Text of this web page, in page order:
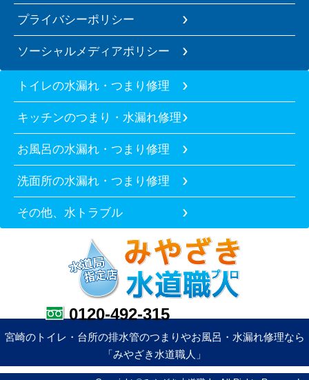
プライバシーポリシー
ソーシャルメディアポリシー
トイレの水漏れ・つまり修理
キッチンのつまり・水漏れ修理
お風呂の水漏れ・つまり修理
洗面所の水漏れ・つまり修理
その他、水トラブル
0120-492-315
宮崎のトイレ・台所の排水管のつまりやお風呂・水漏れ修理なら
「みやざき水道職人」